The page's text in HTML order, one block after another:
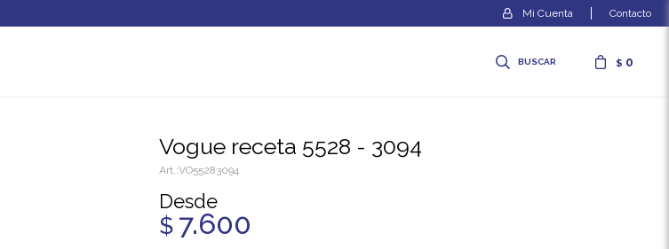
$ 0
Contacto
Vogue receta 5528 - 3094
VO55283094
Desde
$ 7.600